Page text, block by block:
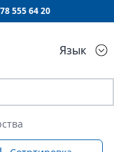
78 555 64 20
Язык
печени